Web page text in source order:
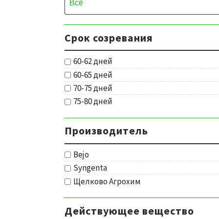
Срок созревания
60-62 дней
60-65 дней
70-75 дней
75-80 дней
Производитель
Bejo
Syngenta
Щелково Агрохим
Действующее вещество